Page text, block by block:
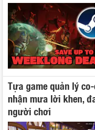
Tựa game quản lý
nhận mưa lời khen,
người chơi